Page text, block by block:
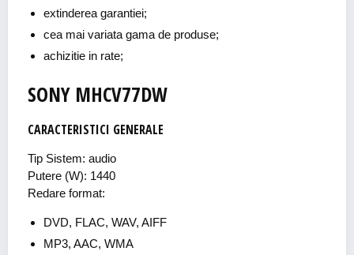
extinderea garantiei;
cea mai variata gama de produse;
achizitie in rate;
SONY MHCV77DW
CARACTERISTICI GENERALE
Tip Sistem: audio
Putere (W): 1440
Redare format:
DVD, FLAC, WAV, AIFF
MP3, AAC, WMA